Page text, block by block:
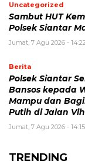
Uncategorized
Sambut HUT
Polsek Siantar
Jumat, 7 Agu 2026 - 14:22
Berita
Polsek Siantar
Bansos kepada
Mampu dan
Putih di Jalan
Jumat, 7 Agu 2026 - 14:15
TRENDING